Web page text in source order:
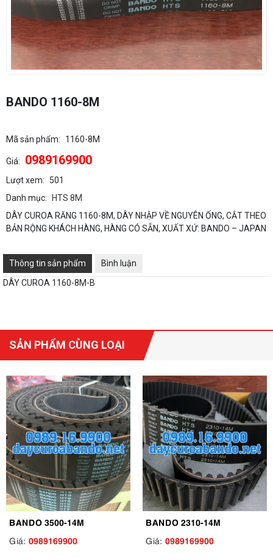
BANDO 1160-8M
Mã sản phẩm: 1160-8M
Giá: 0989169900
Lượt xem:
501
Danh mục:
HTS 8M
DÂY CUROA RĂNG 1160-8M, DÂY NHẬP VỀ NGUYÊN ỐNG, CẮT THEO
BẢN RỘNG KHÁCH HÀNG, HÀNG CÓ SẴN, XUẤT XỨ: BANDO – JAPAN
Thông tin sản phẩm
Bình luận
DÂY CUROA 1160-8M-B
SẢN PHẨM CÙNG LOẠI
BANDO 3500-14M
Giá: 0989169900
BANDO 2310-14M
Giá: 0989169900